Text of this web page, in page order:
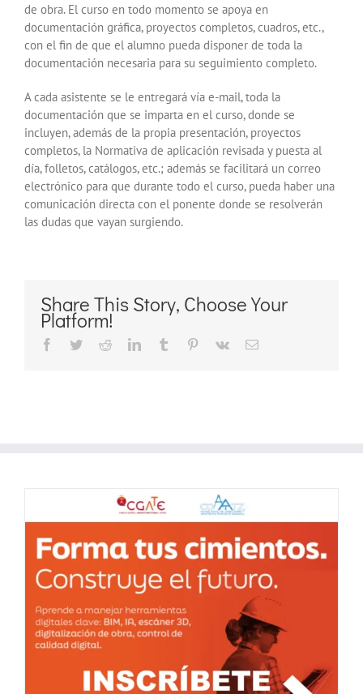
de obra. El curso en todo momento se apoya en
documentación gráfica, proyectos completos, cuadros, etc.,
con el fin de que el alumno pueda disponer de toda la
documentación necesaria para su seguimiento completo.
A cada asistente se le entregará vía e-mail, toda la
documentación que se imparta en el curso, donde se
incluyen, además de la propia presentación, proyectos
completos, la Normativa de aplicación revisada y puesta al
día, folletos, catálogos, etc.; además se facilitará un correo
electrónico para que durante todo el curso, pueda haber una
comunicación directa con el ponente donde se resolverán
las dudas que vayan surgiendo.
Share This Story, Choose Your
Platform!
Facebook
TwitterRedditLinkedInTumblr Pinterest
Vk
Correo